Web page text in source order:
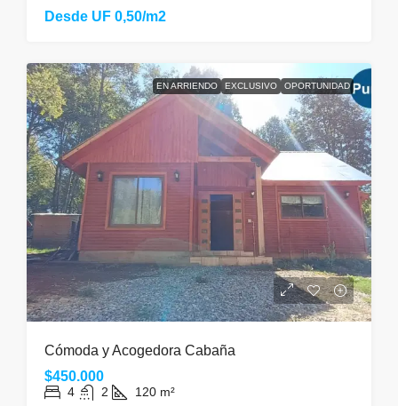
Desde UF 0,50/m2
EN ARRIENDO EXCLUSIVO OPORTUNIDAD
Cómoda y Acogedora Cabaña
$450.000
4 2 120 m²